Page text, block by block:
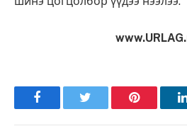
FacebookTwitter Pinterest